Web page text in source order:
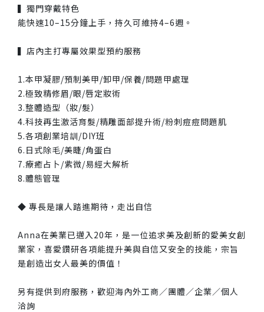
▍獨門穿戴特色
能快速10–15分鐘上手，持久可維持4–6週。
▍店內主打專屬效果型預約服務
1.本甲凝膠/預制美甲/卸甲/保養/問題甲處理
2.極致精修眉/眼/唇定妝術
3.整體造型（妝/髮）
4.科技再生激活育髮/精雕面部提升術/粉刺痘痘問題肌
5.各項創業培訓/DIY班
6.日式除毛/美睫/角蛋白
7.療癒占卜/紫微/易經大解析
8.體態管理
◆ 專長是讓人踏進期待，走出自信
Anna在美業已邁入20年，是一位追求美及創新的愛美女創
業家，喜愛鑽研各項能提升美與自信又安全的技能，宗旨
是創造出女人最美的價值！
另有提供到府服務，歡迎海內外工商／團體／企業／個人
洽詢